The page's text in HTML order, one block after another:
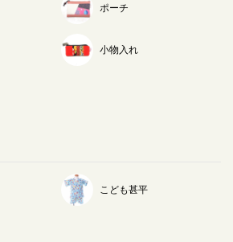
ポーチ
小物入れ
こども甚平